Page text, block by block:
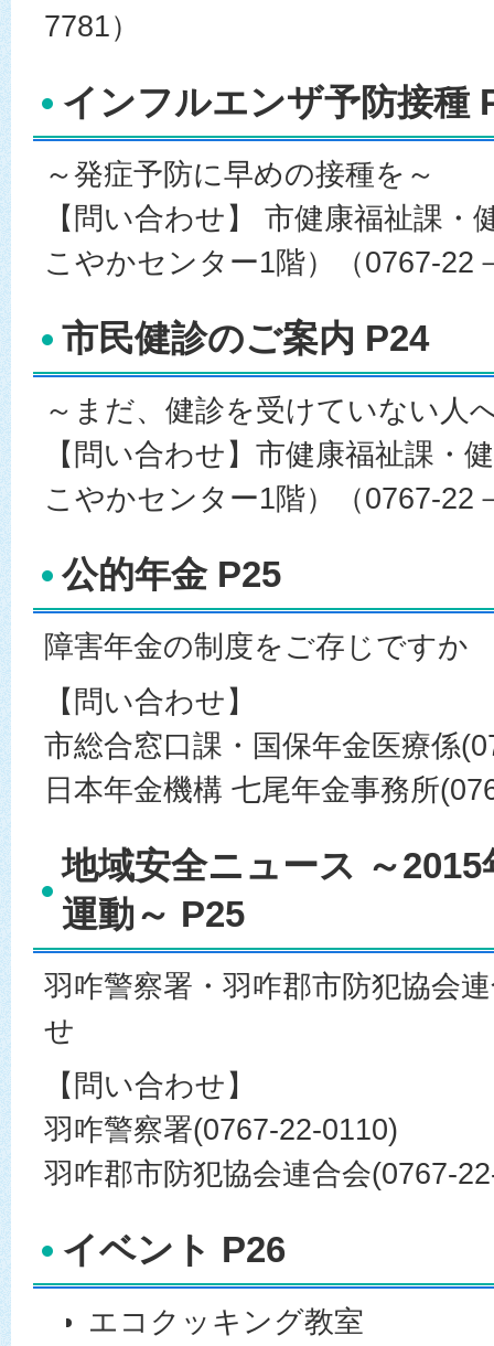
7781）
インフルエンザ予防接種
～発症予防に早めの接種を～
【問い合わせ】 市健康福祉課・
こやかセンター1階）（0767-22
市民健診のご案内 P24
～まだ、健診を受けていない人
【問い合わせ】市健康福祉課・
こやかセンター1階）（0767-22
公的年金 P25
障害年金の制度をご存じですか
【問い合わせ】
市総合窓口課・国保年金医療係
日本年金機構 七尾年金事務所
地域安全ニュース ～
運動～ P25
羽咋警察署・羽咋郡市防犯協会
せ
【問い合わせ】
羽咋警察署(0767-22-0110)
羽咋郡市防犯協会連合会(0767-
イベント P26
エコクッキング教室